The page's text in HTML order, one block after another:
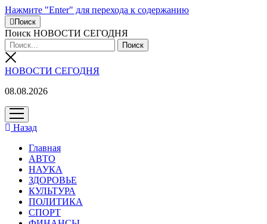
Нажмите "Enter" для перехода к содержанию
Поиск
Поиск НОВОСТИ СЕГОДНЯ
НОВОСТИ СЕГОДНЯ
08.08.2026
открыть
меню
Назад
Главная
АВТО
НАУКА
ЗДОРОВЬЕ
КУЛЬТУРА
ПОЛИТИКА
СПОРТ